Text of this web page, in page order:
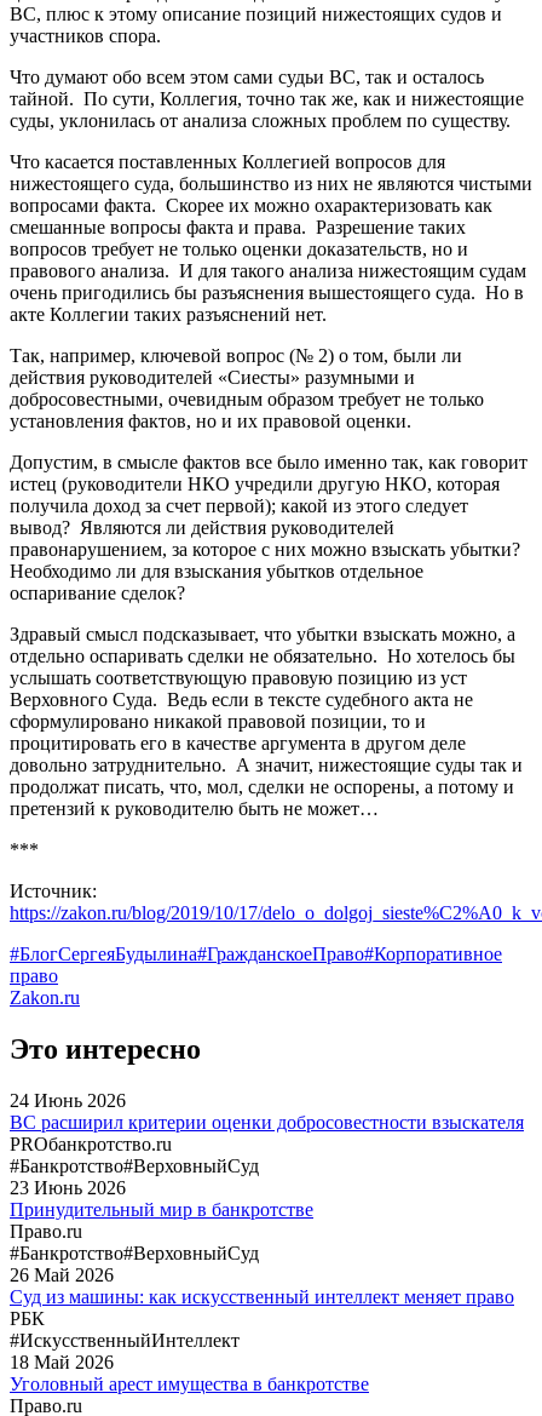
ВС, плюс к этому описание позиций нижестоящих судов и
участников спора.
Что думают обо всем этом сами судьи ВС, так и осталось
тайной. По сути, Коллегия, точно так же, как и нижестоящие
суды, уклонилась от анализа сложных проблем по существу.
Что касается поставленных Коллегией вопросов для
нижестоящего суда, большинство из них не являются чистыми
вопросами факта. Скорее их можно охарактеризовать как
смешанные вопросы факта и права. Разрешение таких
вопросов требует не только оценки доказательств, но и
правового анализа. И для такого анализа нижестоящим судам
очень пригодились бы разъяснения вышестоящего суда. Но в
акте Коллегии таких разъяснений нет.
Так, например, ключевой вопрос (№ 2) о том, были ли
действия руководителей «Сиесты» разумными и
добросовестными, очевидным образом требует не только
установления фактов, но и их правовой оценки.
Допустим, в смысле фактов все было именно так, как говорит
истец (руководители НКО учредили другую НКО, которая
получила доход за счет первой); какой из этого следует
вывод? Являются ли действия руководителей
правонарушением, за которое с них можно взыскать убытки?
Необходимо ли для взыскания убытков отдельное
оспаривание сделок?
Здравый смысл подсказывает, что убытки взыскать можно, а
отдельно оспаривать сделки не обязательно. Но хотелось бы
услышать соответствующую правовую позицию из уст
Верховного Суда. Ведь если в тексте судебного акта не
сформулировано никакой правовой позиции, то и
процитировать его в качестве аргумента в другом деле
довольно затруднительно. А значит, нижестоящие суды так и
продолжат писать, что, мол, сделки не оспорены, а потому и
претензий к руководителю быть не может…
***
Источник:
https://zakon.ru/blog/2019/10/17/
#БлогСергеяБудылина#ГражданскоеПраво#Корпоративное
право
Zakon.ru
Это интересно
24 Июнь 2026
ВС расширил критерии оценки добросовестности взыскателя
PROбанкротство.ru
#Банкротство#ВерховныйСуд
23 Июнь 2026
Принудительный мир в банкротстве
Право.ru
#Банкротство#ВерховныйСуд
26 Май 2026
Суд из машины: как искусственный интеллект меняет право
РБК
#ИскусственныйИнтеллект
18 Май 2026
Уголовный арест имущества в банкротстве
Право.ru